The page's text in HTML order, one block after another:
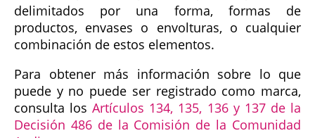
delimitados por una forma, formas de
productos, envases o envolturas, o cualquier
combinación de estos elementos.
Para obtener más información sobre lo que
puede y no puede ser registrado como marca,
consulta losArtículos 134, 135, 136 y 137 de la
Decisión 486 de la Comisión de la Comunidad